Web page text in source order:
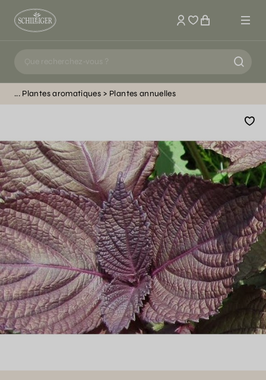
Mon compte
Plantes aromatiques Plantes annuelles